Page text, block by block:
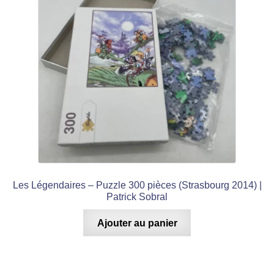
Les Légendaires – Puzzle 300 pièces (Strasbourg 2014) |
Patrick Sobral
Ajouter au panier